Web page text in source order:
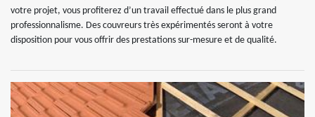
votre projet, vous profiterez d’un travail effectué dans le plus grand
professionnalisme. Des couvreurs très expérimentés seront à votre
disposition pour vous offrir des prestations sur-mesure et de qualité.